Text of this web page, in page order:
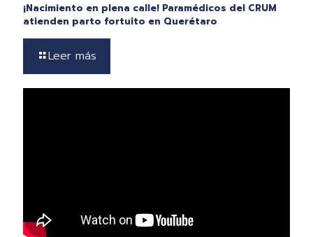
¡Nacimiento en plena calle! Paramédicos del CRUM
atienden parto fortuito en Querétaro
Leer más